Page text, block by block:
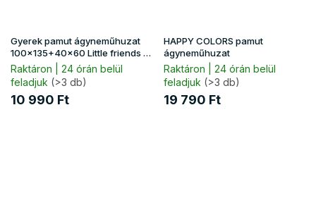
Gyerek pamut ágyneműhuzat
100x135+40x60 Little friends -
zöld
Raktáron | 24 órán belül
feladjuk (>3 db)
10 990 Ft
HAPPY COLORS pamut
ágyneműhuzat
Raktáron | 24 órán belül
feladjuk (>3 db)
19 790 Ft